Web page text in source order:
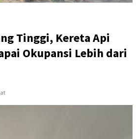
Tinggi, Kereta Api
Okupansi Lebih dari